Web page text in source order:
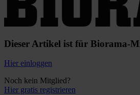
Dieser Artikel ist für Biorama-
Hier einloggen
Noch kein Mitglied?
Hier gratis registrieren